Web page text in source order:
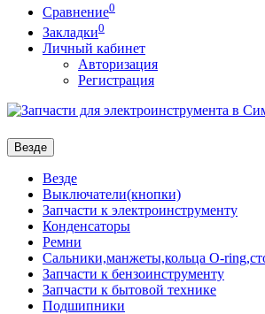
Сравнение0
Закладки0
Личный кабинет
Авторизация
Регистрация
Везде
Везде
Выключатели(кнопки)
Запчасти к электроинструменту
Конденсаторы
Ремни
Сальники,манжеты,кольца О-
Запчасти к бензоинструменту
Запчасти к бытовой технике
Подшипники